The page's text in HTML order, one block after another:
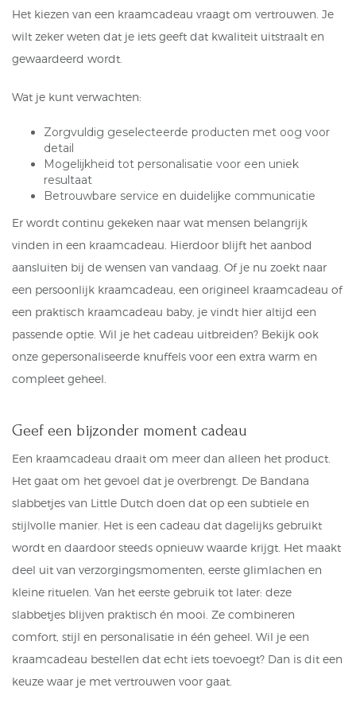
Het kiezen van een kraamcadeau vraagt om vertrouwen. Je
wilt zeker weten dat je iets geeft dat kwaliteit uitstraalt en
gewaardeerd wordt.
Wat je kunt verwachten:
Zorgvuldig geselecteerde producten met oog voor
detail
Mogelijkheid tot personalisatie voor een uniek
resultaat
Betrouwbare service en duidelijke communicatie
Er wordt continu gekeken naar wat mensen belangrijk
vinden in een kraamcadeau. Hierdoor blijft het aanbod
aansluiten bij de wensen van vandaag. Of je nu zoekt naar
een persoonlijk kraamcadeau, een origineel kraamcadeau of
een praktisch kraamcadeau baby, je vindt hier altijd een
passende optie. Wil je het cadeau uitbreiden? Bekijk ook
onze gepersonaliseerde knuffels voor een extra warm en
compleet geheel.
Geef een bijzonder moment cadeau
Een kraamcadeau draait om meer dan alleen het product.
Het gaat om het gevoel dat je overbrengt. De Bandana
slabbetjes van Little Dutch doen dat op een subtiele en
stijlvolle manier. Het is een cadeau dat dagelijks gebruikt
wordt en daardoor steeds opnieuw waarde krijgt. Het maakt
deel uit van verzorgingsmomenten, eerste glimlachen en
kleine rituelen. Van het eerste gebruik tot later: deze
slabbetjes blijven praktisch én mooi. Ze combineren
comfort, stijl en personalisatie in één geheel. Wil je een
kraamcadeau bestellen dat echt iets toevoegt? Dan is dit een
keuze waar je met vertrouwen voor gaat.